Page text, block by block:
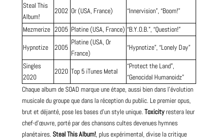
Steal This
Album!
2002 Or (USA, France) “Innervision”, “Boom!”
Mezmerize 2005 Platine (USA, France) “B.Y.O.B.”, “Question!”
Hypnotize 2005
Platine (USA, Or
France)
“Hypnotize”, “Lonely Day”
Singles
2020
2020 Top5 iTunes Metal
“Protect the Land”,
“Genocidal Humanoidz”
Chaque album de SOAD marque une étape, aussi bien dans l’évolution
musicale du groupe que dans la réception du public. Le premier opus,
brut et déjanté, pose les bases d’un style unique. Toxicityrestera leur
chef-d’œuvre, porté par des chansons cultes devenues hymnes
planétaires. Steal This Album!, plus expérimental, divise la critique